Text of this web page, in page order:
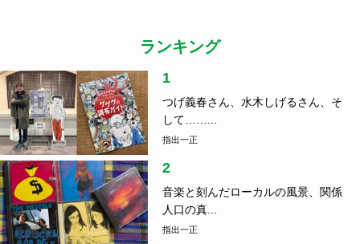
ランキング
1
つげ義春さん、水木しげるさん、そ
して……...
指出一正
2
音楽と刻んだローカルの風景、関係
人口の真...
指出一正